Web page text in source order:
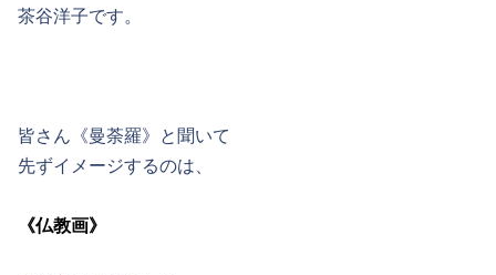
茶谷洋子です。
皆さん《曼荼羅》と聞いて
先ずイメージするのは、
《仏教画》